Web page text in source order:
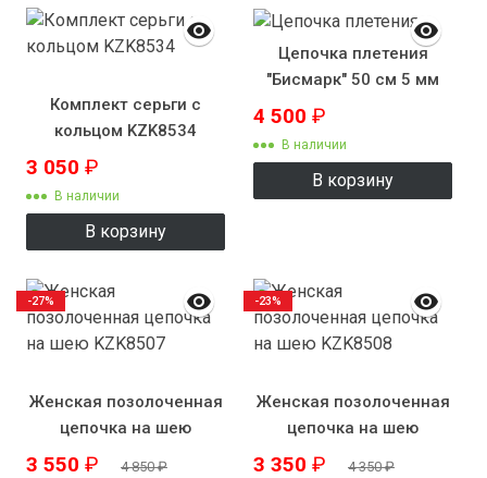
Комплект серьги с
кольцом KZK8534
3 050 ₽
В наличии
В корзину
Цепочка плетения
"Бисмарк" 50 см 5 мм
4 500 ₽
В наличии
В корзину
Женская позолоченная
цепочка на шею
KZK8507
3 550 ₽ 4 850₽
-27%
Женская позолоченная
цепочка на шею
KZK8508
3 350 ₽ 4 350₽
-23%